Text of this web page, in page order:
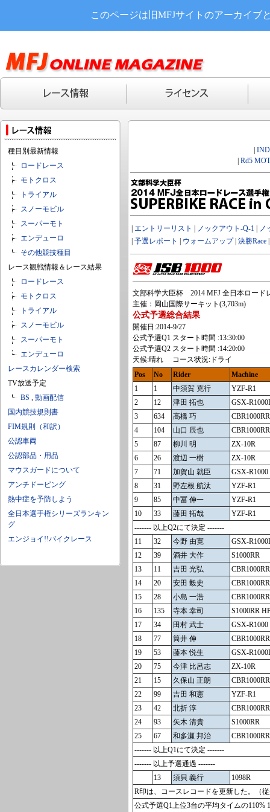
このページは旧MFJサイトのアーカイブ
種目別最新情報
ロードレース
モトクロス
トライアル
スノーモビル
スーパーモト
エンデューロ
その他競技種目
レース観戦情報＆レース結果
ロードレース
モトクロス
トライアル
スノーモビル
スーパーモト
エンデューロ
レースカレンダー検索
TV放送予定
BS , 動画配信
国内競技規則書
FIM規則（和訳）
公認車両
公認部品・用品
マウスガードについて
アンチドーピング
熱中症を予防しよう
全日本選手権シリーズランキン
グ
エンジョイ!!バイクレース
Rd5
エントリーリスト ノックアウト-Q-1
ノ
予選レポート ウォームアップ| 決勝Race
文部科学大臣杯 2014 MFJ 全日本ロード
主催：岡山国際サーキット(3,703m)
公式予選総合結果
開催日:2014-9/27
公式予選Q1 スタート時間 :13:30:00
公式予選Q2 スタート時間 :14:20:00
天候:晴れ コース状況:ドライ
Pos
No Rider
Machine
1
1 中須賀 克行
YZF-R1
2
12 津田 拓也
GSX-
3
634 高橋 巧
CBR1000RR
4
104 山口 辰也
CBR1000RR
5
87 柳川 明
ZX-10R
6
26 渡辺 一樹
ZX-10R
7
71 加賀山 就臣
GSX-R1000
8
31 野左根 航汰
YZF-R1
9
85 中冨 伸一
YZF-R1
10
33 藤田 拓哉
YZF-R1
------- 以上Q2にて決定 -------
11
32 今野 由寛
GSX-
12
39 酒井 大作
S1000RR
13
11 吉田 光弘
CBR1000RR
14
20 安田 毅史
CBR1000RR
15
28 小島 一浩
CBR1000RR
16
135 寺本 幸司
S1000RR
17
34 田村 武士
GSX-R1000
18
77 筒井 伸
CBR1000RR
19
53 藤本 悦生
GSX-
20
75 今津 比呂志
ZX-10R
21
15 久保山 正朗
CBR1000RR
22
99 吉田 和憲
YZF-R1
23
42 北折 淳
CBR1000RR
24
93 矢木 清貴
S1000RR
25
67 和多瀬 邦治
CBR1000RR
------- 以上Q1にて決定 -------
------- 以上予選通過 -------
13
須貝 義行
1098R
R印は、コースレコードを更新した。（
公式予選Q1上位3台の平均タイムの110%